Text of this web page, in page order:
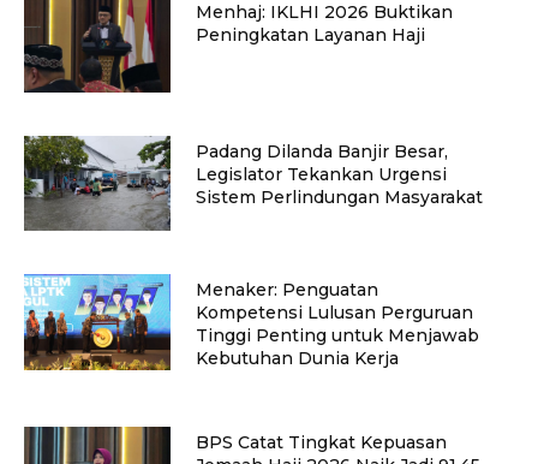
Menhaj: IKLHI 2026 Buktikan
Peningkatan Layanan Haji
Padang Dilanda Banjir Besar,
Legislator Tekankan Urgensi
Sistem Perlindungan Masyarakat
Menaker: Penguatan
Kompetensi Lulusan Perguruan
Tinggi Penting untuk Menjawab
Kebutuhan Dunia Kerja
BPS Catat Tingkat Kepuasan